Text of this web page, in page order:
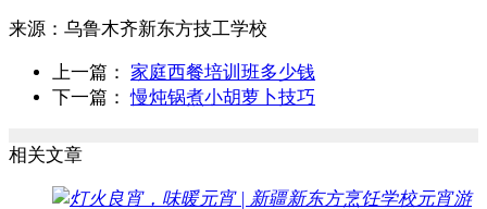
来源： 乌鲁木齐新东方技工学校
上一篇： 家庭西餐培训班多少钱
下一篇：慢炖锅煮小胡萝卜技巧
相关文章